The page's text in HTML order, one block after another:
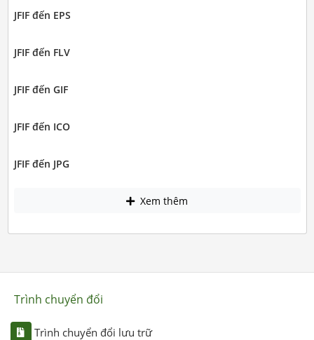
JFIF đến EPS
JFIF đến FLV
JFIF đến GIF
JFIF đến ICO
JFIF đến JPG
Xem thêm
Trình chuyển đổi
Trình chuyển đổi lưu trữ